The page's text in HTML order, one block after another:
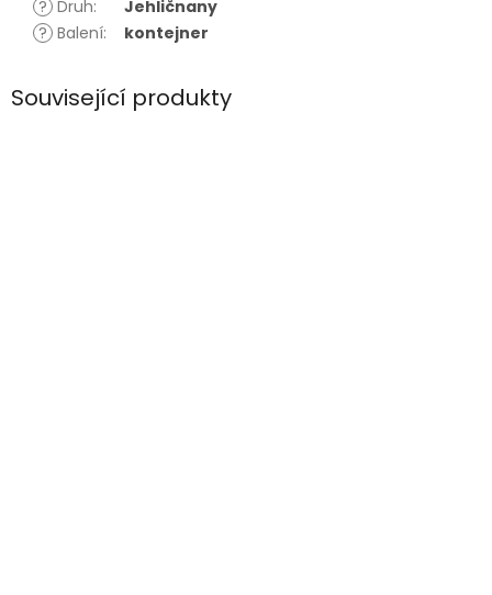
? Druh:
Jehličnany
? Balení: kontejner
Související produkty